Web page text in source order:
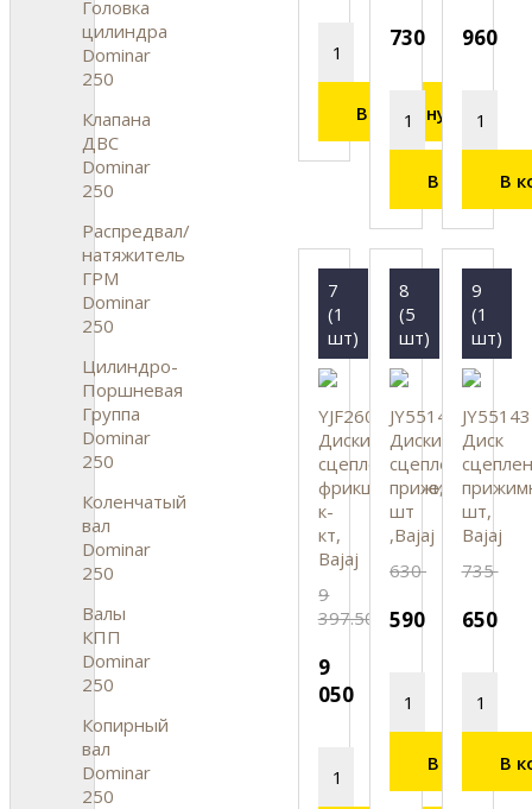
Головка
цилиндра
Dominar
250
Клапана
ДВС
Dominar
250
Распредвал/
натяжитель
ГРМ
Dominar
250
Цилиндро-
Поршневая
Группа
Dominar
250
Коленчатый
вал
Dominar
250
Валы
КПП
Dominar
250
Копирный
вал
Dominar
250
В корзину
730
В корзину
960
В
7
(1
шт)
YJF26011
Диски
сцепления
фрикционные,
к-
кт,
Bajaj
9
397.50
9
050
8
(5
шт)
JY551436
Диски
сцепления
прижимные,
шт
,Bajaj
630
590
В корзину
9
(1
шт)
Диск
шт,
Bajaj
735
650
В